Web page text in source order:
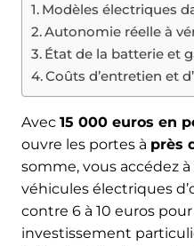
Modèles électriques
Autonomie réelle à
État de la batterie et
Coûts d’entretien et
Avec 15 000 euros en
ouvre les portes à près
somme, vous accédez
véhicules électriques
contre 6 à 10 euros
investissement